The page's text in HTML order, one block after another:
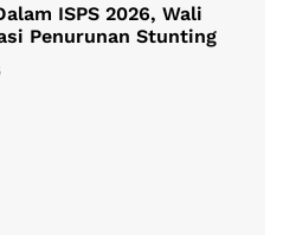
ISPS 2026, Wali
Penurunan Stunting